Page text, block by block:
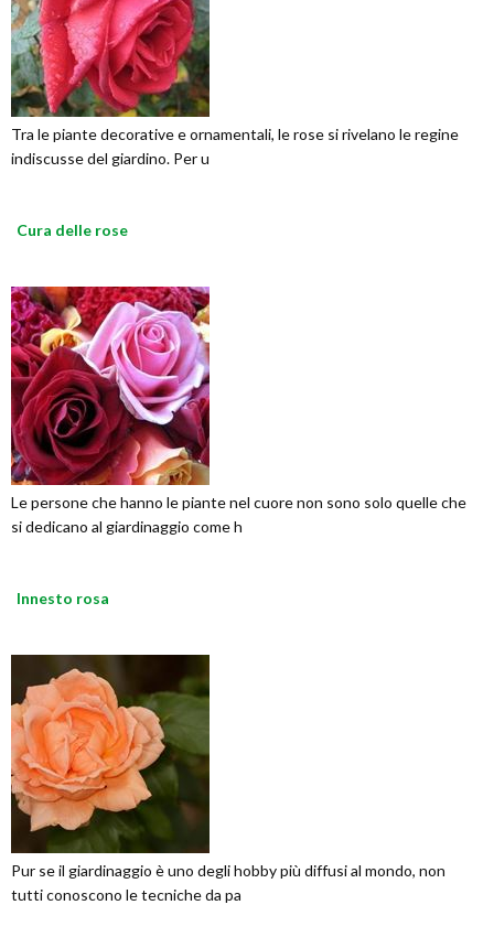
Tra le piante decorative e ornamentali, le rose si rivelano le regine
indiscusse del giardino. Per u
Cura delle rose
Le persone che hanno le piante nel cuore non sono solo quelle che
si dedicano al giardinaggio come h
Innesto rosa
Pur se il giardinaggio è uno degli hobby più diffusi al mondo, non
tutti conoscono le tecniche da pa